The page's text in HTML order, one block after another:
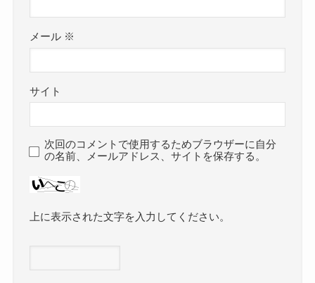
メール ※
サイト
次回のコメントで使用するためブラウザーに自分
の名前、メールアドレス、サイトを保存する。
上に表示された文字を入力してください。